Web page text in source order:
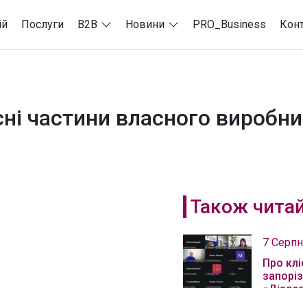
Послуги B2B Новини PRO_Business
частини власного
Також
7
Про